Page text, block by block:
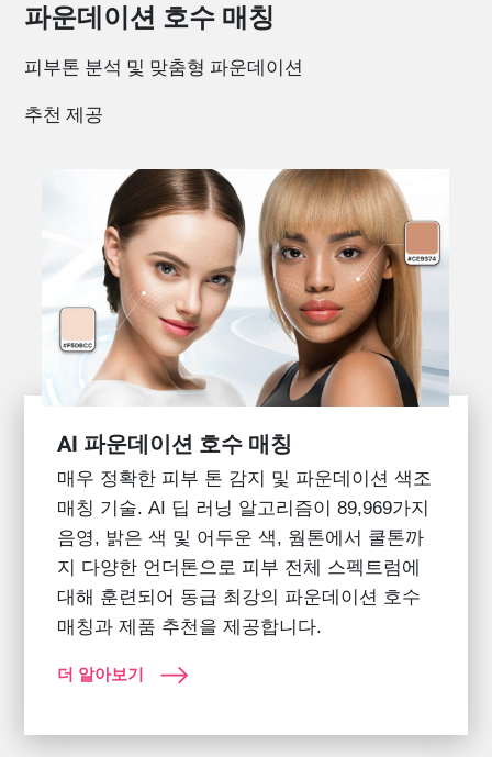
파운데이션 호수 매칭
피부톤 분석 및 맞춤형 파운데이션
추천 제공
AI 파운데이션 호수 매칭
매우 정확한 피부 톤 감지 및 파운데이션 색조
매칭 기술. AI 딥 러닝 알고리즘이 89,969가지
음영, 밝은 색 및 어두운 색, 웜톤에서 쿨톤까
지 다양한 언더톤으로 피부 전체 스펙트럼에
대해 훈련되어 동급 최강의 파운데이션 호수
매칭과 제품 추천을 제공합니다.
더 알아보기